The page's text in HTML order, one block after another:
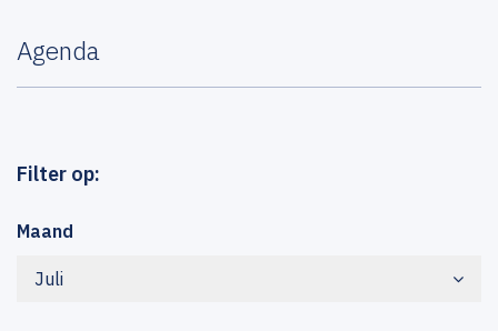
Agenda
Filter op:
Maand
Juli